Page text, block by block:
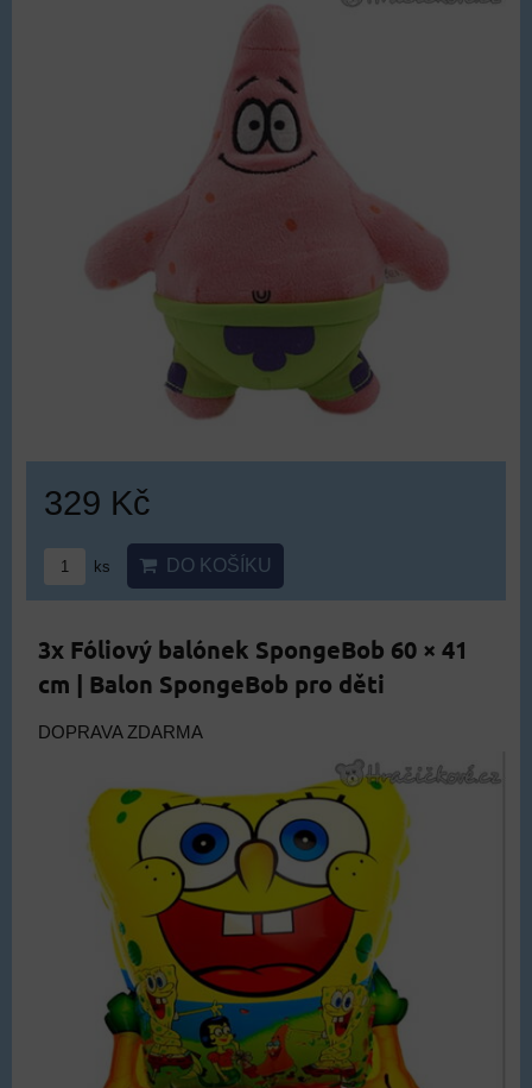
329 Kč
ks DO KOŠÍKU
3x Fóliový balónek SpongeBob 60 × 41
cm | Balon SpongeBob pro děti
DOPRAVA ZDARMA